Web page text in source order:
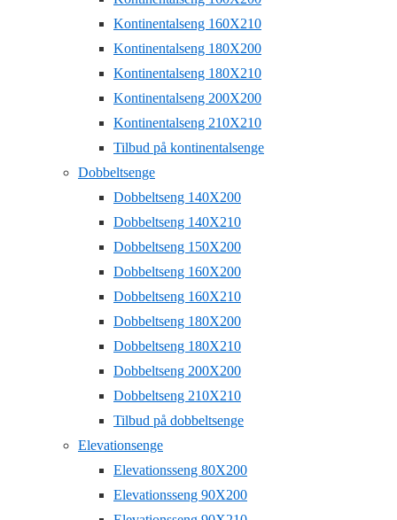
Kontinentalseng 160X210
Kontinentalseng 180X200
Kontinentalseng 180X210
Kontinentalseng 200X200
Kontinentalseng 210X210
Tilbud på kontinentalsenge
Dobbeltsenge
Dobbeltseng 140X200
Dobbeltseng 140X210
Dobbeltseng 150X200
Dobbeltseng 160X200
Dobbeltseng 160X210
Dobbeltseng 180X200
Dobbeltseng 180X210
Dobbeltseng 200X200
Dobbeltseng 210X210
Tilbud på dobbeltsenge
Elevationsenge
Elevationsseng 80X200
Elevationsseng 90X200